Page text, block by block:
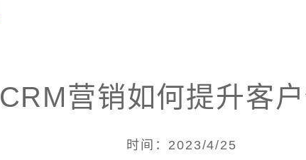
CRM营销如何提升客
时间：2023/4/25